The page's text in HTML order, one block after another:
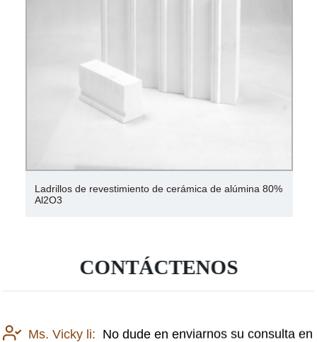
Ladrillos de revestimiento de cerámica de alúmina 80%
Al2O3
CONTÁCTENOS
Ms. Vicky li: No dude en enviarnos su consulta en